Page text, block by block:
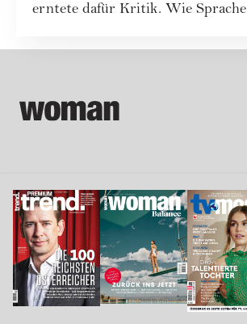
erntete dafür Kritik. Wie Sprache